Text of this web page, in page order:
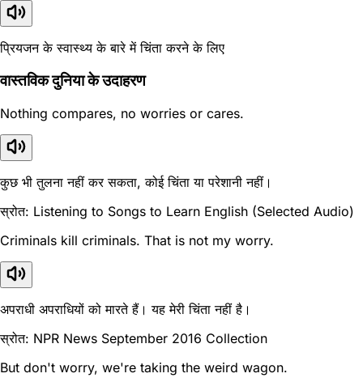
प्रियजन के स्वास्थ्य के बारे में चिंता करने के लिए
वास्तविक दुनिया के उदाहरण
Nothing compares, no worries or cares.
कुछ भी तुलना नहीं कर सकता, कोई चिंता या परेशानी नहीं।
स्रोत: Listening to Songs to Learn English (Selected Audio)
Criminals kill criminals. That is not my worry.
अपराधी अपराधियों को मारते हैं। यह मेरी चिंता नहीं है।
स्रोत: NPR News September 2016 Collection
But don't worry, we're taking the weird wagon.